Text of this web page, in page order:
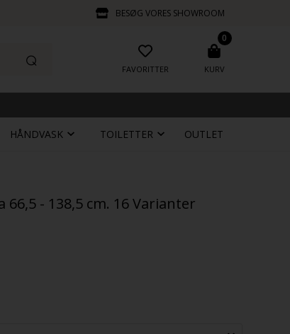
BESØG VORES SHOWROOM
FAVORITTER
0
KURV
HÅNDVASK TOILETTER OUTLET
- 138,5 cm. 16 Varianter